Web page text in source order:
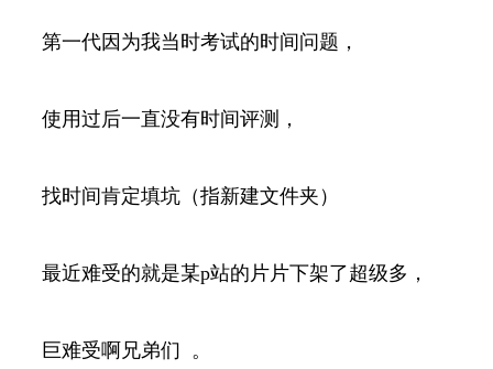
第一代因为我当时考试的时间问题，
使用过后一直没有时间评测，
找时间肯定填坑（指新建文件夹）
最近难受的就是某p站的片片下架了超级多，
巨难受啊兄弟们 。